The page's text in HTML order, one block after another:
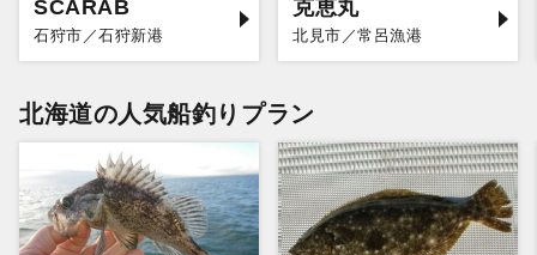
SCARAB
石狩市／石狩新港
克恵丸
北見市／常呂漁港
北海道の人気船釣りプラン